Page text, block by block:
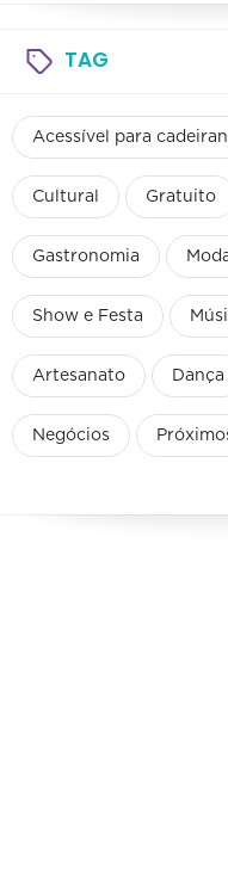
TAG
Acessível para
Cultural Gratuito
Gastronomia
Show e Festa
Artesanato Dança
Negócios